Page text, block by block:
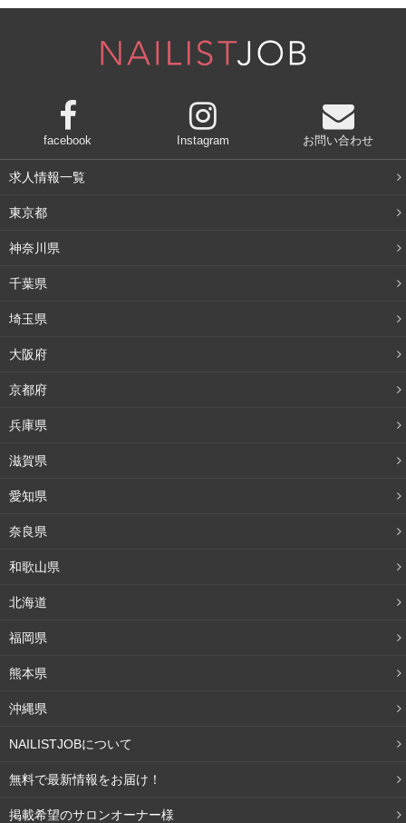
facebook Instagram お問い合わせ
求人情報一覧
東京都
神奈川県
千葉県
埼玉県
大阪府
京都府
兵庫県
滋賀県
愛知県
奈良県
和歌山県
北海道
福岡県
熊本県
沖縄県
NAILISTJOBについて
無料で最新情報をお届け！
掲載希望のサロンオーナー様